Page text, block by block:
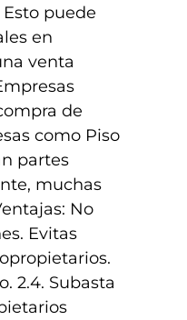
puede
en
venta
de
como Piso
partes
muchas
No
Evitas
2.4. Subasta